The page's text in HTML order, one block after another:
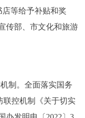
店等给予补贴和奖
传部、市文化和旅游
制。全面落实国务
联控机制《关于切实